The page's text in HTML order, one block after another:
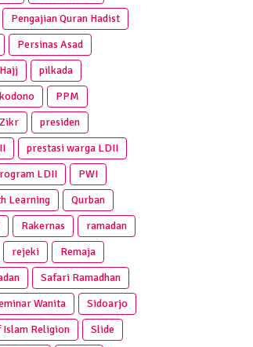
Pengajian Quran Hadist
Persinas Asad
pilkada
PPM
presiden
prestasi warga LDII
LDII
PWI
Learning
Qurban
Rakernas
ramadan
rejeki
Remaja
Safari Ramadhan
Wanita
Sidoarjo
Religion
Slide